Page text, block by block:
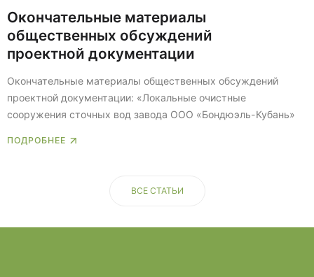
Окончательные материалы
общественных обсуждений
проектной документации
Окончательные материалы общественных обсуждений
проектной документации: «Локальные очистные
сооружения сточных вод завода ООО «Бондюэль-Кубань»
ПОДРОБНЕЕ
ВСЕ СТАТЬИ